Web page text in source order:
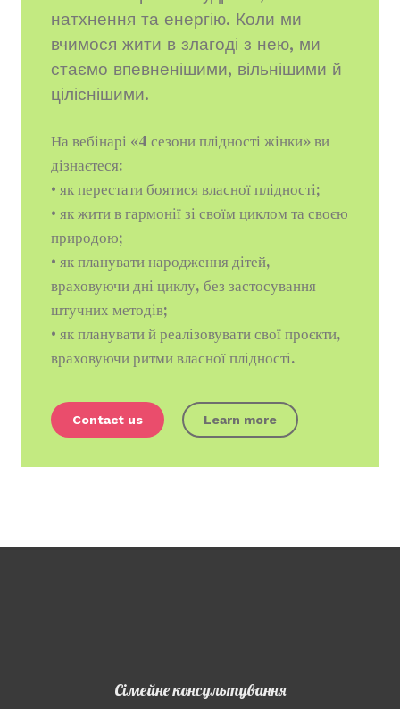
натхнення та енергію. Коли ми
вчимося жити в злагоді з нею, ми
стаємо впевненішими, вільнішими й
ціліснішими.
На вебінарі «4 сезони плідності жінки» ви
дізнаєтеся:
• як перестати боятися власної плідності;
• як жити в гармонії зі своїм циклом та своєю
природою;
• як планувати народження дітей,
враховуючи дні циклу, без застосування
штучних методів;
• як планувати й реалізовувати свої проєкти,
враховуючи ритми власної плідності.
Contact us Learn more
Сімейне консультування